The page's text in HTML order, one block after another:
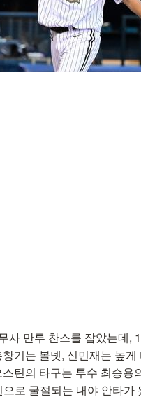
사 만루 찬스를 잡았는데,
기는 볼넷, 신민재는 높
틴의 타구는 투수 최승용
로 굴절되는 내야 안타가